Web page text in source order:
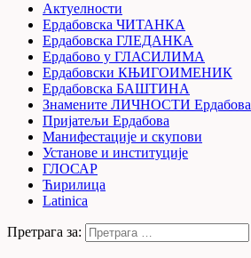
Актуелности
Ердабовска ЧИТАНКА
Ердабовска ГЛЕДАНКА
Ердабово у ГЛАСИЛИМА
Ердабовски КЊИГОИМЕНИК
Ердабовска БАШТИНА
Знамените ЛИЧНОСТИ Ердабова
Пријатељи Ердабова
Манифестације и скупови
Установе и институције
ГЛОСАР
Ћирилица
Latinica
Претрага за: